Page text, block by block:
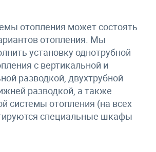
отопления может состоять
отопления. Мы
установку однотрубной
с вертикальной и
разводкой, двухтрубной
разводкой, а также
системы отопления (на всех
специальные шкафы